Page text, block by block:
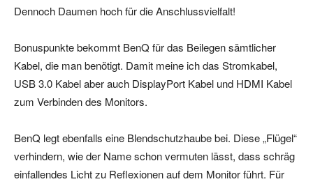
Dennoch Daumen hoch für die Anschlussvielfalt!
Bonuspunkte bekommt BenQ für das Beilegen sämtlicher
Kabel, die man benötigt. Damit meine ich das Stromkabel,
USB 3.0 Kabel aber auch DisplayPort Kabel und HDMI Kabel
zum Verbinden des Monitors.
BenQ legt ebenfalls eine Blendschutzhaube bei. Diese „Flügel“
verhindern, wie der Name schon vermuten lässt, dass schräg
einfallendes Licht zu Reflexionen auf dem Monitor führt. Für